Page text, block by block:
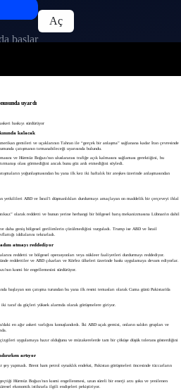
başlar
Aç
uyardı
baskıyı sürdürüyor
kalacak
gemileri ve uçaklarının Tahran ile “gerçek bir anlaşma” sağlanana kadar İran çevresinde
çatışmanın tırmanabileceği uyarısında bulundu.
ve Hürmüz Boğazı'nın uluslararası trafiğe açık kalmasını sağlaması gerektiğini, bu
olası görmediğini ancak bunu göz ardı etmediğini söyledi.
yoğunlaşmasından bu yana ilk kez iki haftalık bir ateşkes üzerinde anlaşmasından
yetkilileri ABD ve İsrail'i düşmanlıkları durdurmayı amaçlayan on maddelik bir çerçeveyi ihlal
olarak reddetti ve bunun yerine herhangi bir bölgesel barış mekanizmasına Lübnan'ın dahil
ve daha geniş bölgesel gerilimlerin çözülmediğini vurguladı. Trump ise ABD ve İsrail
iddialarını tekrarladı.
atmayı reddediyor
reddetti ve bölgesel operasyonları veya nükleer faaliyetleri durdurmayı reddediyor.
reddettiler ve ABD çıkarları ve Körfez ülkeleri üzerinde baskı uygulamaya devam ediyorlar.
kısmi bir engellemesini sürdürüyor.
başlayan son çatışma turundan bu yana ilk resmi temasları olarak Cuma günü Pakistan'da
iki taraf da güçleri yüksek alarmda olarak görüşmelere giriyor.
en ağır askeri varlığını konuşlandırdı. İki ABD uçak gemisi, onların saldırı grupları ve
çizgileri uygulamaya hazır olduğunu ve müzakerelerde tam bir çöküşe düşük tolerans gösterdiğini
artıyor
yapmadı. Brent ham petrol oynaklık endeksi, Pakistan görüşmeleri öncesinde tüccarların
Hürmüz Boğazı'nın kısmi engellenmesi, uzun süreli bir enerji arzı şoku ve yenilenen
küresel ekonomik istikrarla ilgili endişeleri pekiştiriyor.